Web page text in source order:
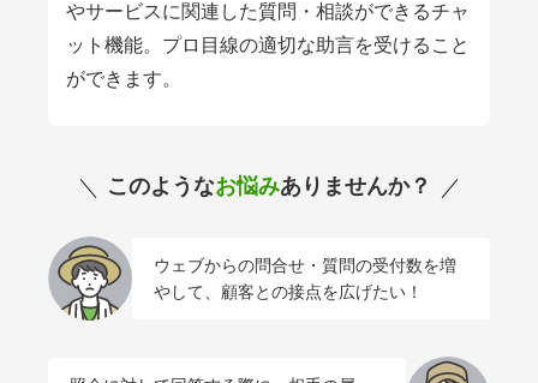
アクション別メニュー
コラム・事例集
アグリウェブ経営診断
やサービスに関連した質問・相談ができるチャ
ット機能。プロ目線の適切な助言を受けること
ができます。
このようなお悩みありませんか？
ウェブからの問合せ・質問の受付数を増
やして、顧客との接点を広げたい！